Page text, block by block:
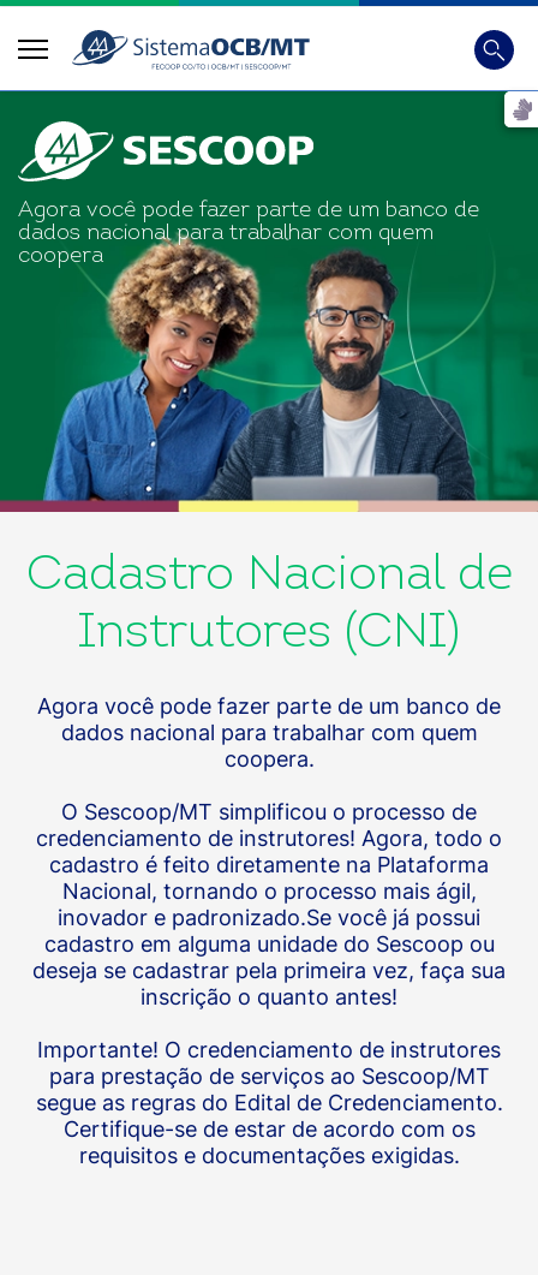
Busca
Digite
Agora você pode fazer parte de um banco de
dados nacional para trabalhar com quem
coopera
Cadastro Nacional de
Instrutores (CNI)
Agora você pode fazer parte de um banco de
dados nacional para trabalhar com quem
coopera.
O Sescoop/MT simplificou o processo de
credenciamento de instrutores! Agora, todo o
cadastro é feito diretamente na Plataforma
Nacional, tornando o processo mais ágil,
inovador e padronizado.Se você já possui
cadastro em alguma unidade do Sescoop ou
deseja se cadastrar pela primeira vez, faça sua
inscrição o quanto antes!
Importante! O credenciamento de instrutores
para prestação de serviços ao Sescoop/MT
segue as regras do Edital de Credenciamento.
Certifique-se de estar de acordo com os
requisitos e documentações exigidas.